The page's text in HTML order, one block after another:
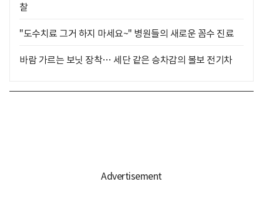
찰
"도수치료 그거 하지 마세요~" 병원들의 새로운 꼼수 진료
바람 가르는 보닛 장착… 세단 같은 승차감의 볼보 전기차